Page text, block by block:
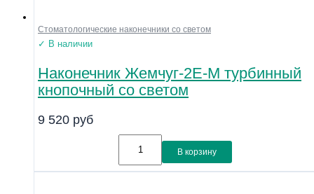
Стоматологические наконечники со светом
✓ В наличии
Наконечник Жемчуг-2Е-М турбинный
кнопочный со светом
9 520 руб
В корзину